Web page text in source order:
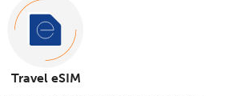
Travel eSIM